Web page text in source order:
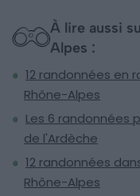
À lire aussi
Alpes :
12 randonnées en
Rhône-Alpes
Les 6 randonnées
de l'Ardèche
12 randonnées
Rhône-Alpes